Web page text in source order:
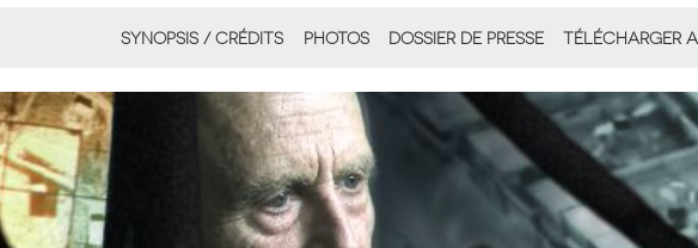
SYNOPSIS / CRÉDITS PHOTOS DOSSIER DE PRESSE TÉLÉCHARGER